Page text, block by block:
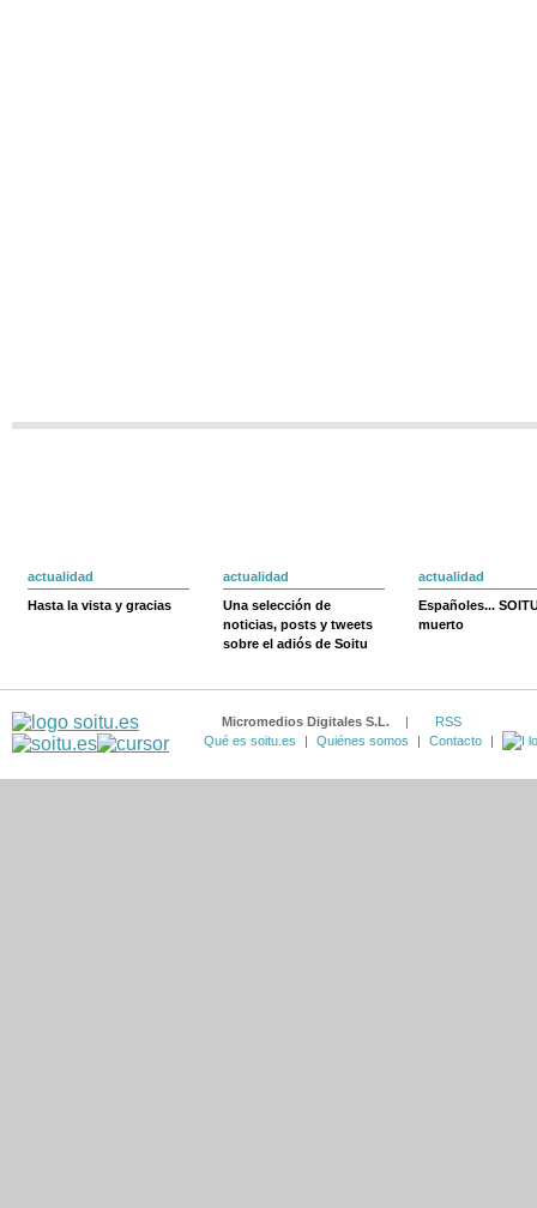
actualidad
Hasta la vista y gracias
actualidad
Una selección de
noticias, posts y tweets
sobre el adiós de Soitu
actualidad
Españoles...
muerto
Micromedios Digitales S.L. |
RSS
Qué es soitu.es
| Quiénes somos | Contacto |